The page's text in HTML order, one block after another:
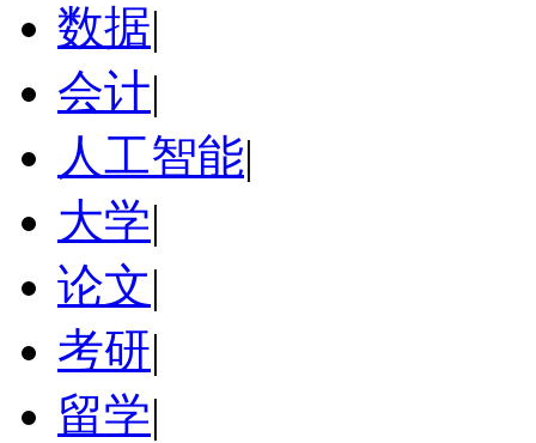
数据|
会计|
人工智能|
大学|
论文|
考研|
留学|